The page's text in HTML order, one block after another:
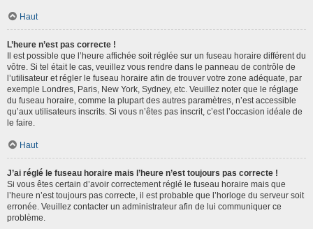
Haut
L’heure n’est pas correcte !
Il est possible que l’heure affichée soit réglée sur un fuseau horaire différent du
vôtre. Si tel était le cas, veuillez vous rendre dans le panneau de contrôle de
l’utilisateur et régler le fuseau horaire afin de trouver votre zone adéquate, par
exemple Londres, Paris, New York, Sydney, etc. Veuillez noter que le réglage
du fuseau horaire, comme la plupart des autres paramètres, n’est accessible
qu’aux utilisateurs inscrits. Si vous n’êtes pas inscrit, c’est l’occasion idéale de
le faire.
Haut
J’ai réglé le fuseau horaire mais l’heure n’est toujours pas correcte !
Si vous êtes certain d’avoir correctement réglé le fuseau horaire mais que
l’heure n’est toujours pas correcte, il est probable que l’horloge du serveur soit
erronée. Veuillez contacter un administrateur afin de lui communiquer ce
problème.